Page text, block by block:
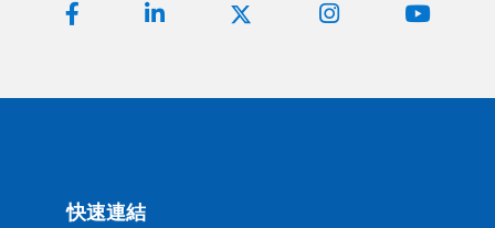
快速連結